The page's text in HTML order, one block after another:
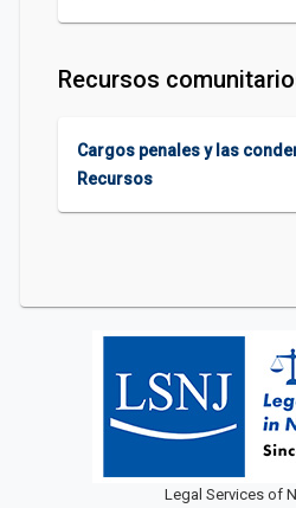
Recursos
Cargos penales y las
Recursos
Legal Services of